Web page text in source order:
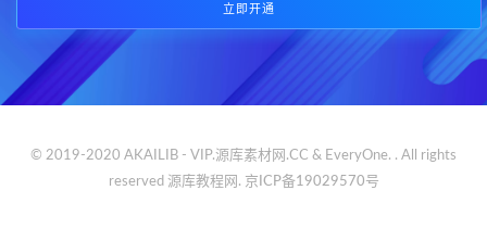
立即开通
© 2019-2020 AKAILIB - VIP.源库素材网.CC & EveryOne. . All rights
reserved 源库教程网. 京ICP备19029570号